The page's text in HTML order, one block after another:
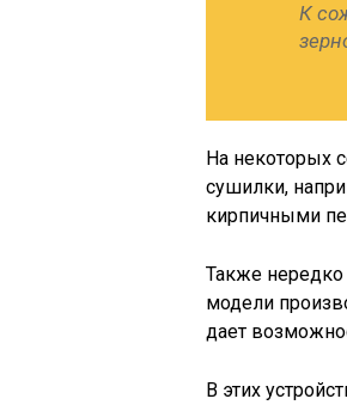
К
На некоторых
сушилки,
кирпичными
Также
модели
дает
В этих